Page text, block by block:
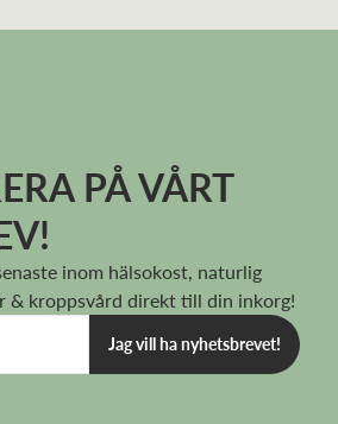
PÅ VÅRT
inom hälsokost, naturlig
& kroppsvård direkt till din inkorg!
Jag vill ha nyhetsbrevet!